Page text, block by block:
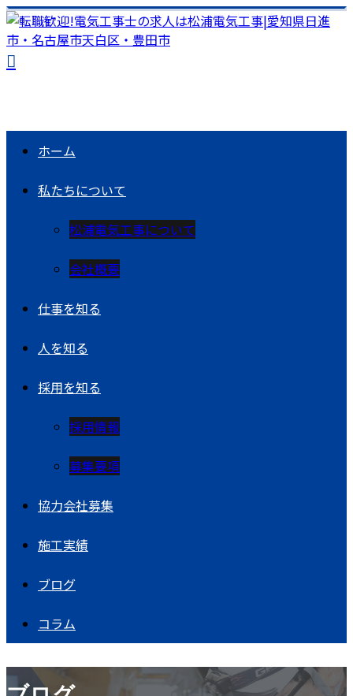
ホーム
私たちについて
松浦電気工事について
会社概要
仕事を知る
人を知る
採用を知る
採用情報
募集要項
協力会社募集
施工実績
ブログ
コラム